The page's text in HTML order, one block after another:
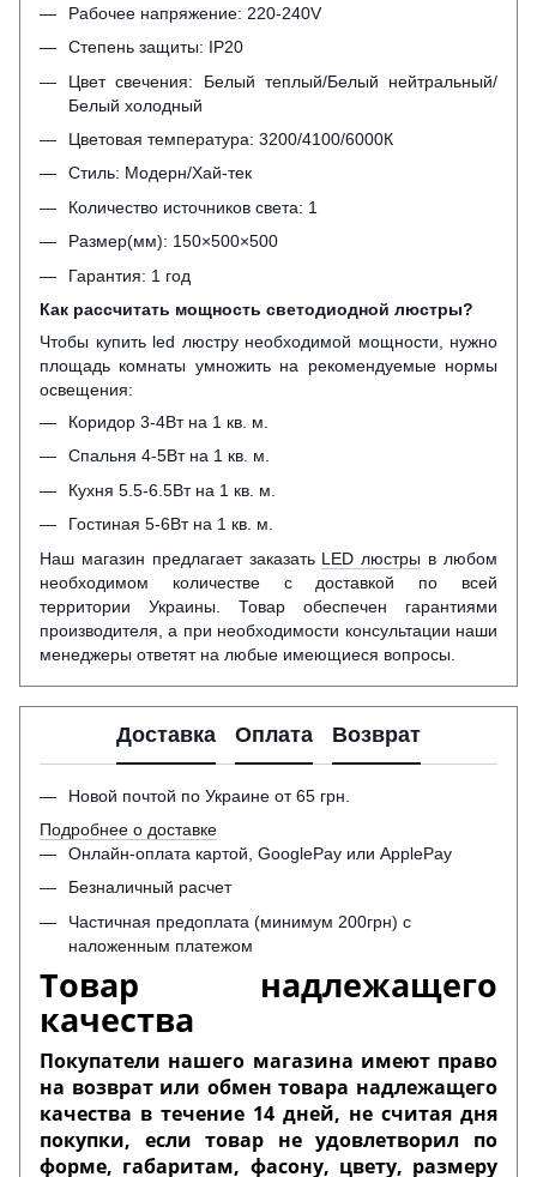
Рабочее напряжение: 220-240V
Степень защиты: IP20
Цвет свечения: Белый теплый/Белый нейтральный/
Белый холодный
Цветовая температура: 3200/4100/6000К
Стиль: Модерн/Хай-тек
Количество источников света: 1
Размер(мм): 150×500×500
Гарантия: 1 год
Как рассчитать мощность светодиодной люстры?
Чтобы купить led люстру необходимой мощности, нужно
площадь комнаты умножить на рекомендуемые нормы
освещения:
Коридор 3-4Вт на 1 кв. м.
Спальня 4-5Вт на 1 кв. м.
Кухня 5.5-6.5Вт на 1 кв. м.
Гостиная 5-6Вт на 1 кв. м.
Наш магазин предлагает заказать LED люстры в любом
необходимом количестве с доставкой по всей
территории Украины. Товар обеспечен гарантиями
производителя, а при необходимости консультации наши
менеджеры ответят на любые имеющиеся вопросы.
Доставка Оплата Возврат
Новой почтой по Украине от 65 грн.
Подробнее о доставке
Онлайн-оплата картой, GooglePay или ApplePay
Безналичный расчет
Частичная предоплата (минимум 200грн) с
наложенным платежом
Товар надлежащего
качества
Покупатели нашего магазина имеют право
на возврат или обмен товара надлежащего
качества в течение 14 дней, не считая дня
покупки, если товар не удовлетворил по
форме, габаритам, фасону, цвету, размеру